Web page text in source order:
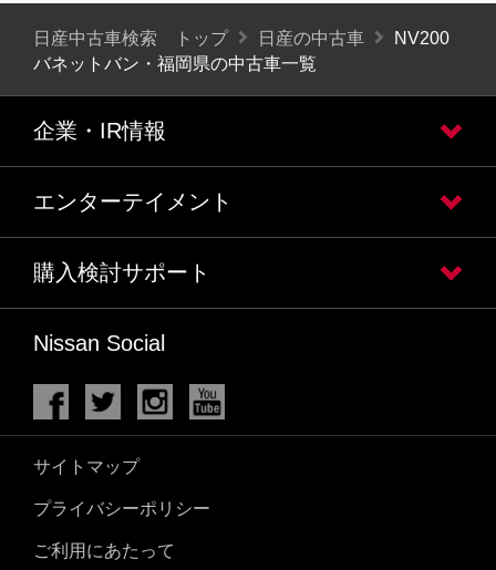
日産中古車検索 トップ 日産の中古車
NV200
バネットバン・福岡県の中古車一覧
企業・IR情報
エンターテイメント
購入検討サポート
Nissan Social
サイトマップ
プライバシーポリシー
ご利用にあたって